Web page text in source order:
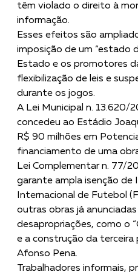
têm violado o direito à
informação.
Esses efeitos são
imposição de um “estado
Estado e os promotores
flexibilização de leis e
durante os jogos.
A Lei Municipal n. 13.620/
concedeu ao Estádio
R$ 90 milhões em
financiamento de uma
Lei Complementar n. 77/
garante ampla isenção de
Internacional de Futebol
outras obras já
desapropriações, como o
e a construção da
Afonso Pena.
Trabalhadores informais,